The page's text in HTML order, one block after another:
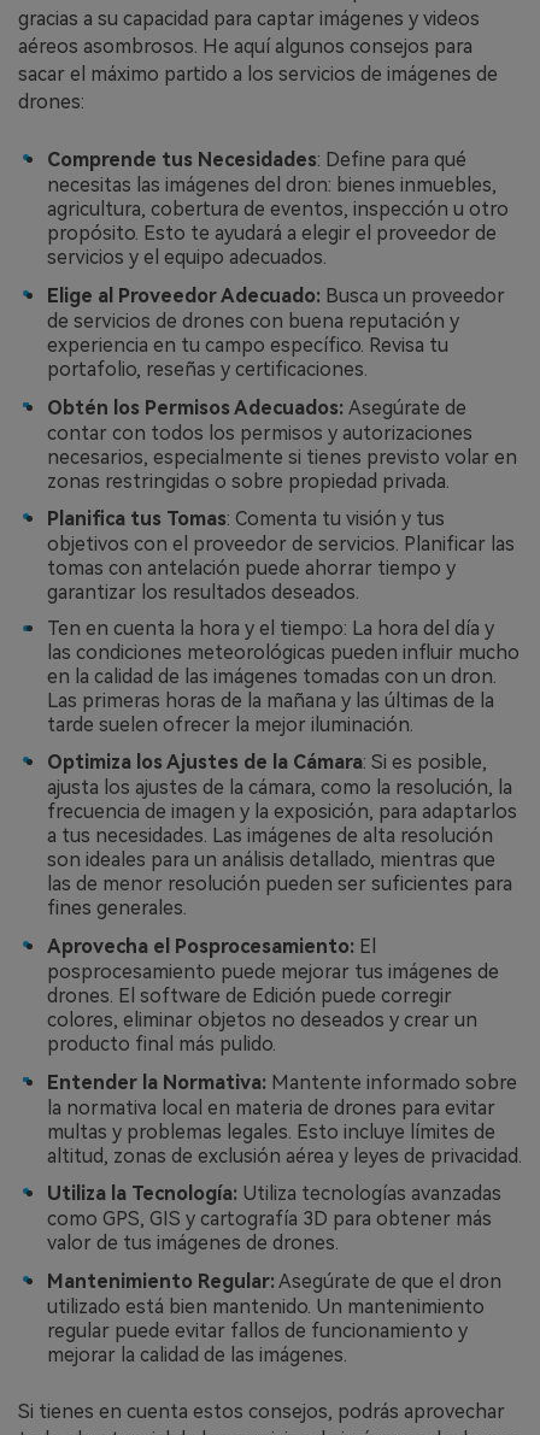
gracias a su capacidad para captar imágenes y videos
aéreos asombrosos. He aquí algunos consejos para
sacar el máximo partido a los servicios de imágenes de
drones:
Comprende tus Necesidades: Define para qué
necesitas las imágenes del dron: bienes inmuebles,
agricultura, cobertura de eventos, inspección u otro
propósito. Esto te ayudará a elegir el proveedor de
servicios y el equipo adecuados.
Elige al Proveedor Adecuado: Busca un proveedor
de servicios de drones con buena reputación y
experiencia en tu campo específico. Revisa tu
portafolio, reseñas y certificaciones.
Obtén los Permisos Adecuados: Asegúrate de
contar con todos los permisos y autorizaciones
necesarios, especialmente si tienes previsto volar en
zonas restringidas o sobre propiedad privada.
Planifica tus Tomas: Comenta tu visión y tus
objetivos con el proveedor de servicios. Planificar las
tomas con antelación puede ahorrar tiempo y
garantizar los resultados deseados.
Ten en cuenta la hora y el tiempo: La hora del día y
las condiciones meteorológicas pueden influir mucho
en la calidad de las imágenes tomadas con un dron.
Las primeras horas de la mañana y las últimas de la
tarde suelen ofrecer la mejor iluminación.
Optimiza los Ajustes de la Cámara: Si es posible,
ajusta los ajustes de la cámara, como la resolución, la
frecuencia de imagen y la exposición, para adaptarlos
a tus necesidades. Las imágenes de alta resolución
son ideales para un análisis detallado, mientras que
las de menor resolución pueden ser suficientes para
fines generales.
Aprovecha el Posprocesamiento: El
posprocesamiento puede mejorar tus imágenes de
drones. El software de Edición puede corregir
colores, eliminar objetos no deseados y crear un
producto final más pulido.
Entender la Normativa: Mantente informado sobre
la normativa local en materia de drones para evitar
multas y problemas legales. Esto incluye límites de
altitud, zonas de exclusión aérea y leyes de privacidad.
Utiliza la Tecnología: Utiliza tecnologías avanzadas
como GPS, GIS y cartografía 3D para obtener más
valor de tus imágenes de drones.
Mantenimiento Regular:Asegúrate de que el dron
utilizado está bien mantenido. Un mantenimiento
regular puede evitar fallos de funcionamiento y
mejorar la calidad de las imágenes.
Si tienes en cuenta estos consejos, podrás aprovechar